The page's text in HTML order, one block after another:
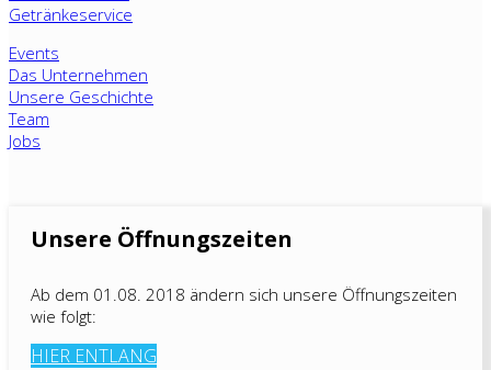
Getränkeservice
Events
Das Unternehmen
Unsere Geschichte
Team
Jobs
Unsere Öffnungszeiten
Ab dem 01.08. 2018 ändern sich unsere Öffnungszeiten
wie folgt:
HIER ENTLANG